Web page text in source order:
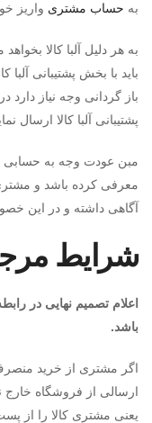
به حساب مشتری واریز
به هر دلیل آلبا کالا
باید با بخش پشتیبانی آلبا
باز گردانی وجه نیاز
پشتیبانی آلبا کالا ارسال
مبن عودت وجه به حسابی
معرفی کرده باشد و مشتری
آگاهی داشته و در این
شرایط
اعلام تصمیم نهایی در
باشد.
اگر مشتری از خرید
ارسالی از فروشگاه خارج
یعنی مشتری کالا را از